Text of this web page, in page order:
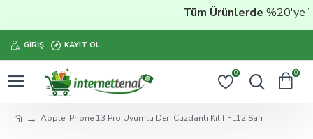
Tüm Ürünlerde%20'ye
GIRIŞ KAYIT OL
0 0
Apple iPhone 13 Pro Uyumlu Deri Cüzdanlı Kılıf FL12 Sarı